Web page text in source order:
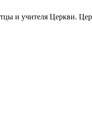
и учителя Церкви.